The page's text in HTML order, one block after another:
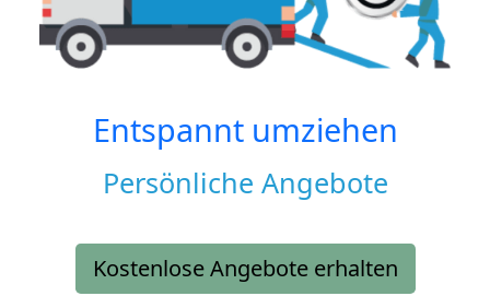
Entspannt umziehen
Persönliche Angebote
Kostenlose Angebote erhalten